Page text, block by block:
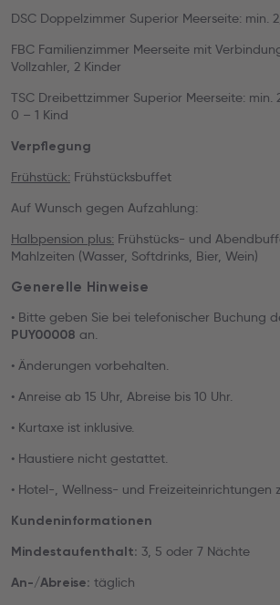
DSC Doppelzimmer Superior Meerseite: min.
FBC Familienzimmer Meerseite mit
Vollzahler, 2 Kinder
TSC Dreibettzimmer Superior Meerseite: min.
0 – 1 Kind
Verpflegung
Frühstück: Frühstücksbuffet
Auf Wunsch gegen Aufzahlung:
Halbpension plus: Frühstücks- und
Mahlzeiten (Wasser, Softdrinks, Bier, Wein)
Generelle Hinweise
• Bitte geben Sie bei telefonischer Buchung
PUY00008 an.
• Änderungen vorbehalten.
• Anreise ab 15 Uhr, Abreise bis 10 Uhr.
• Kurtaxe ist inklusive.
• Haustiere nicht gestattet.
• Hotel-, Wellness- und Freizeiteinrichtungen
Kundeninformationen
Mindestaufenthalt: 3, 5 oder 7 Nächte
An-/Abreise: täglich